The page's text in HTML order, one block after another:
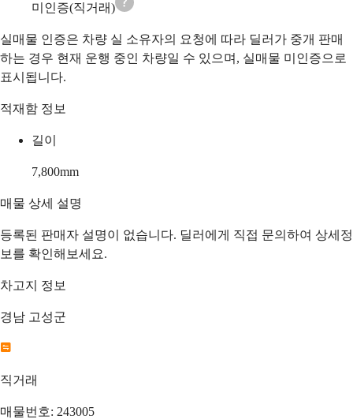
미인증(직거래)
실매물 인증은 차량 실 소유자의 요청에 따라 딜러가 중개 판매
하는 경우 현재 운행 중인 차량일 수 있으며, 실매물 미인증으로
표시됩니다.
적재함 정보
길이
7,800mm
매물 상세 설명
등록된 판매자 설명이 없습니다. 딜러에게 직접 문의하여 상세정
보를 확인해보세요.
차고지 정보
경남 고성군
직거래
매물번호: 243005